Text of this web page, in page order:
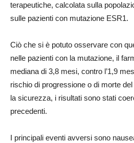
terapeutiche, calcolata sulla
sulle pazienti con mutazione ESR1.
Ciò che si è potuto osservare con
nelle pazienti con la mutazione, il
mediana di 3,8 mesi, contro l’1,9
rischio di progressione o di morte
la sicurezza, i risultati sono stati
precedenti.
I principali eventi avversi sono